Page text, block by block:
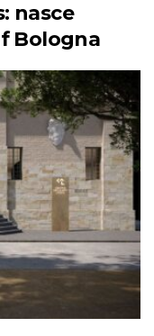
nasce
Bologna